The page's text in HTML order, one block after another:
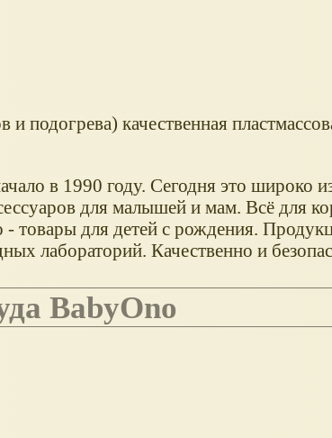
подогрева) качественная
в 1990 году. Сегодня это широко
для малышей и мам. Всё для
товары для детей с рождения.
лабораторий. Качественно и
BabyOno